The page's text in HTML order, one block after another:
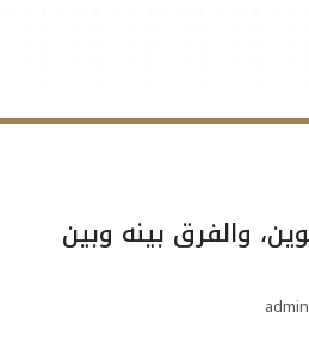
والفرق بينه وبين